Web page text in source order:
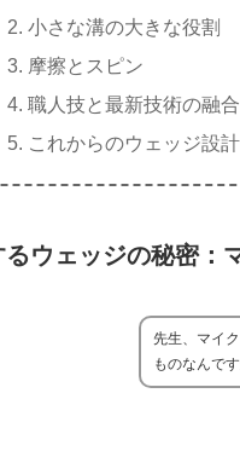
小さな溝の大きな役割
摩擦とスピン
職人技と最新技術の融合
これからのウェッジ設計
るウェッジの秘密：
先生、マイ
ものなんで